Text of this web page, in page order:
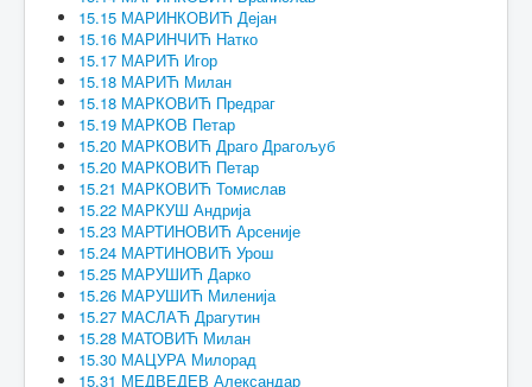
15.15 МАРИНКОВИЋ Дејан
15.16 МАРИНЧИЋ Натко
15.17 МАРИЋ Игор
15.18 МАРИЋ Милан
15.18 МАРКОВИЋ Предраг
15.19 МАРКОВ Петар
15.20 МАРКОВИЋ Драго Драгољуб
15.20 МАРКОВИЋ Петар
15.21 МАРКОВИЋ Томислав
15.22 МАРКУШ Андрија
15.23 МАРТИНОВИЋ Арсеније
15.24 МАРТИНОВИЋ Урош
15.25 МАРУШИЋ Дарко
15.26 МАРУШИЋ Миленија
15.27 МАСЛАЋ Драгутин
15.28 МАТОВИЋ Милан
15.30 МАЦУРА Милорад
15.31 МЕДВЕДЕВ Александар